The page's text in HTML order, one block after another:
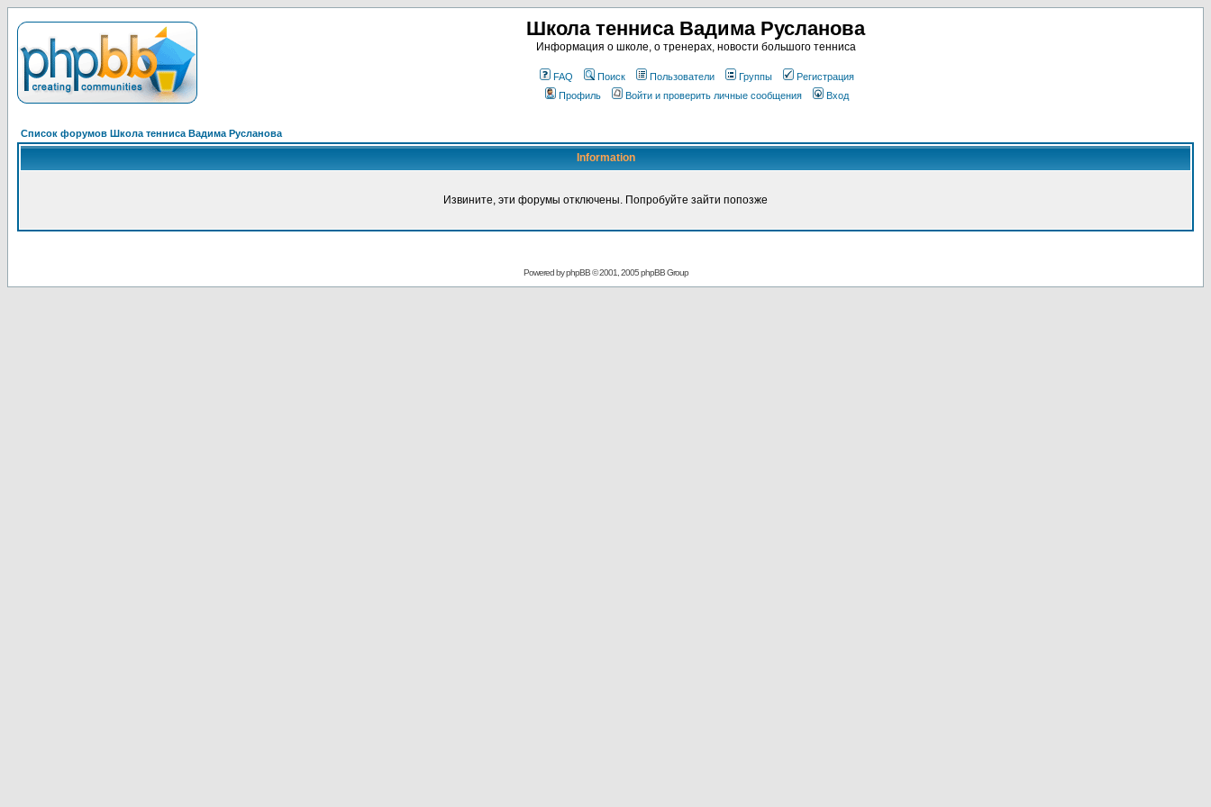
Школа тенниса Вадима Русланова
Информация о школе, о тренерах, новости большого тенниса
FAQ Поиск Пользователи Группы
Регистрация
Профиль
Войти и проверить личные сообщения Вход
Список форумов Школа тенниса Вадима Русланова
Information
Извините, эти форумы отключены. Попробуйте зайти попозже
Powered byphpBB© 2001, 2005 phpBB Group